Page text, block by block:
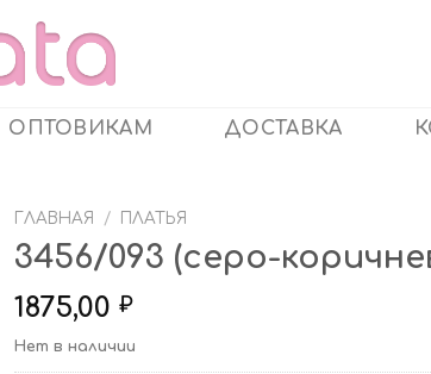
ОПТОВИКАМ ДОСТАВКА
ГЛАВНАЯ / ПЛАТЬЯ
3456/093 (серо-
1875,00 ₽
Нет в наличии